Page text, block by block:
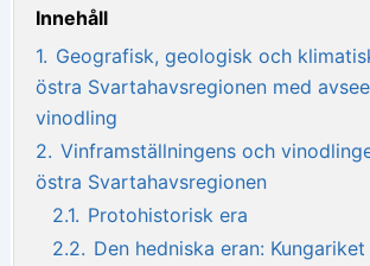
Innehåll
1. Geografisk, geologisk och
östra Svartahavsregionen med
vinodling
2. Vinframställningens och
östra Svartahavsregionen
2.1. Protohistorisk era
2.2. Den hedniska eran: